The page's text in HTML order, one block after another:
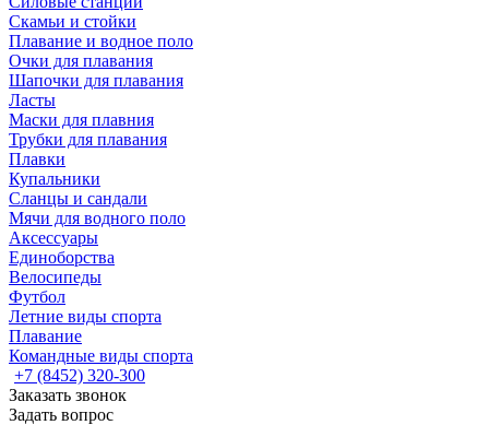
Скамьи и стойки
Плавание и водное поло
Очки для плавания
Шапочки для плавания
Ласты
Маски для плавния
Трубки для плавания
Плавки
Купальники
Сланцы и сандали
Мячи для водного поло
Аксессуары
Единоборства
Велосипеды
Футбол
Летние виды спорта
Плавание
Командные виды спорта
+7 (8452) 320-300
Заказать звонок
Задать вопрос